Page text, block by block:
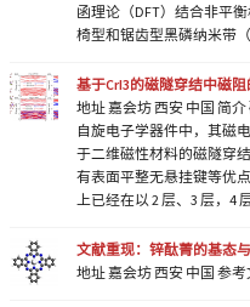
函理论（DFT）结合非平
椅型和锯齿型黑磷纳米带（
基于CrI3的磁隧穿结中磁
地址 嘉会坊 西安 中国 简
自旋电子学器件中，其磁
于二维磁性材料的磁隧穿
有表面平整无悬挂键等优
上已经在以 2 层、3 层，4
文献重现：锌酞菁的基态
地址 嘉会坊 西安 中国 参